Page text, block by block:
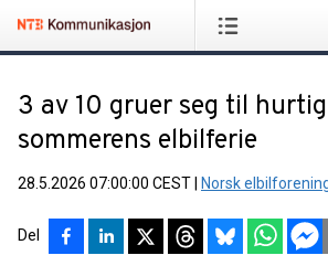
3 av 10 gruer seg til
sommerens elbilferie
28.5.2026 07:00:00 CEST Norsk
Del